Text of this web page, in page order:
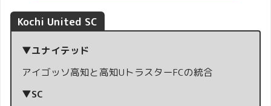
Kochi United SC
▼ユナイテッド
アイゴッソ高知と高知UトラスターFCの統合
▼SC